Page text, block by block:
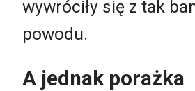
wywróciły się z tak
powodu.
A jednak porażka